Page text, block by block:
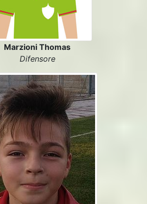
Marzioni Thomas
Difensore